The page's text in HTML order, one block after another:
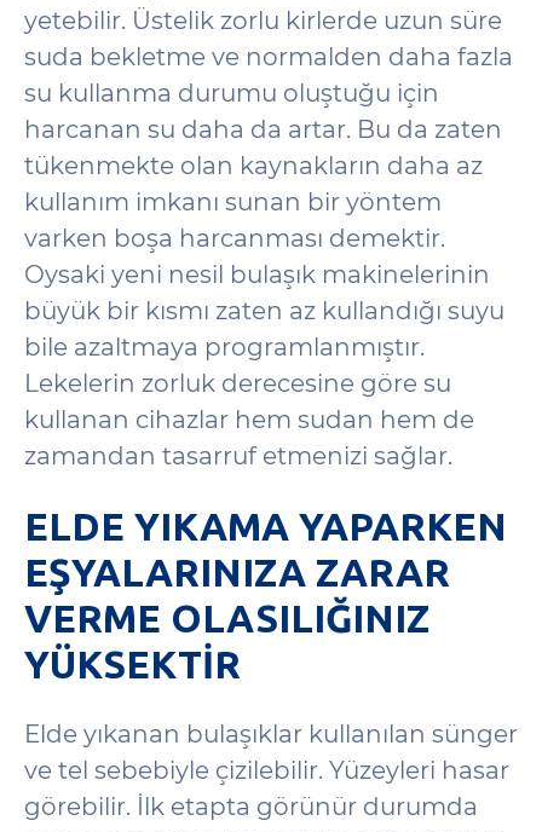
yetebilir. Üstelik zorlu kirlerde uzun süre
suda bekletme ve normalden daha fazla
su kullanma durumu oluştuğu için
harcanan su daha da artar. Bu da zaten
tükenmekte olan kaynakların daha az
kullanım imkanı sunan bir yöntem
varken boşa harcanması demektir.
Oysaki yeni nesil bulaşık makinelerinin
büyük bir kısmı zaten az kullandığı suyu
bile azaltmaya programlanmıştır.
Lekelerin zorluk derecesine göre su
kullanan cihazlar hem sudan hem de
zamandan tasarruf etmenizi sağlar.
ELDE YIKAMA YAPARKEN
EŞYALARINIZA ZARAR
VERME OLASILIĞINIZ
YÜKSEKTIR
Elde yıkanan bulaşıklar kullanılan sünger
ve tel sebebiyle çizilebilir. Yüzeyleri hasar
görebilir. İlk etapta görünür durumda